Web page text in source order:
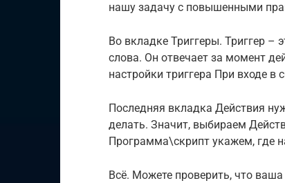
нашу задачу с повышенными
Во вкладке Триггеры. Триггер –
слова. Он отвечает за момент
настройки триггера При входе в
Последняя вкладка Действия
делать. Значит, выбираем
Программа\скрипт укажем, где
Всё. Можете проверить, что